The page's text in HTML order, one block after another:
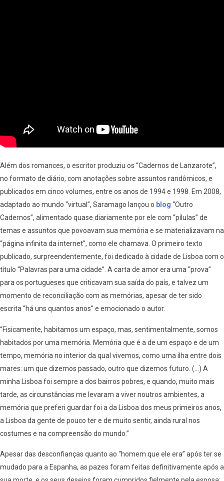
Além dos romances, o escritor produziu os “Cadernos de Lanzarote”,
no formato de diário, com anotações sobre assuntos randômicos, e
publicados em cinco volumes, entre os anos de 1994 e 1998. Em 2008,
adaptado ao mundo “virtual”, Saramago lançou o blog “Outro
Cadernos”, alimentado quase diariamente por ele com “pílulas” de
temas e assuntos que povoavam sua memória e se materializavam na
“página infinita da internet”, como ele chamava. O primeiro texto
publicado, surpreendentemente, foi dedicado à cidade de Lisboa com o
título “Palavras para uma cidade”. A carta de amor era uma “prova”
para os portugueses que criticavam sua saída do país, e talvez um
momento de reconciliação com as memórias, apesar de ter sido
escrita “há uns quantos anos” e emocionado o autor.
“Fisicamente, habitamos um espaço, mas, sentimentalmente, somos
habitados por uma memória. Memória que é a de um espaço e de um
tempo, memória no interior da qual vivemos, como uma ilha entre dois
mares: um que dizemos passado, outro que dizemos futuro. (…) A
minha Lisboa foi sempre a dos bairros pobres, e quando, muito mais
tarde, as circunstâncias me levaram a viver noutros ambientes, a
memória que preferi guardar foi a da Lisboa dos meus primeiros anos,
a Lisboa da gente de pouco ter e de muito sentir, ainda rural nos
costumes e na compreensão do mundo.”
Apesar das desconfianças quanto ao “homem que ele era” após ter se
mudado para a Espanha, as pazes foram feitas definitivamente após a